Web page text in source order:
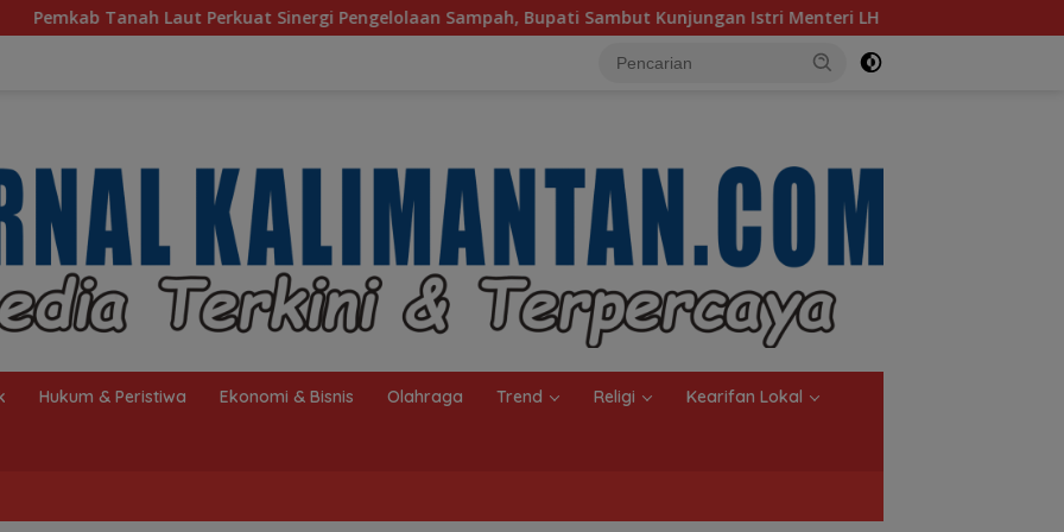
Pengelolaan Sampah, Bupati Sambut Kunjungan Istri Menteri LH Sambut Ketua Komisi II DPR RI, Pemkot
Hukum & Peristiwa Ekonomi & Bisnis Olahraga Trend Religi Kearifan Lokal